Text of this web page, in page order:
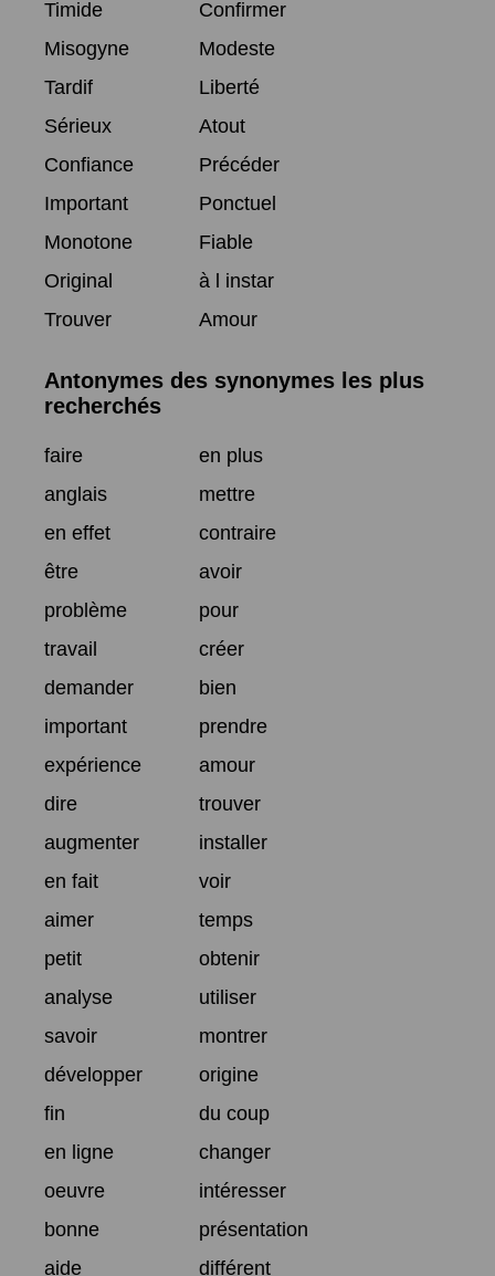
Timide
Confirmer
Misogyne
Modeste
Tardif
Liberté
Sérieux
Atout
Confiance
Précéder
Important
Ponctuel
Monotone
Fiable
Original
à l instar
Trouver
Amour
Antonymes des synonymes les plus
recherchés
faire
en plus
anglais
mettre
en effet
contraire
être
avoir
problème
pour
travail
créer
demander
bien
important
prendre
expérience
amour
dire
trouver
augmenter
installer
en fait
voir
aimer
temps
petit
obtenir
analyse
utiliser
savoir
montrer
développer
origine
fin
du coup
en ligne
changer
oeuvre
intéresser
bonne
présentation
aide
différent